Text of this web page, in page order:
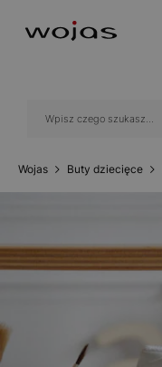
Wojas Buty dziecięce